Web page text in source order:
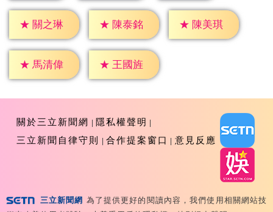
★ 關之琳 ★ 陳泰銘 ★ 陳美琪
★ 馬清偉 ★ 王國旌
關於三立新聞網
隱私權聲明
三立新聞自律守則
合作提案窗口 意見反應
Copyright ©2026 Sanlih E-Television All Rights
三立新聞網 為了提供更好的閱讀內容，我們使用相關網站技